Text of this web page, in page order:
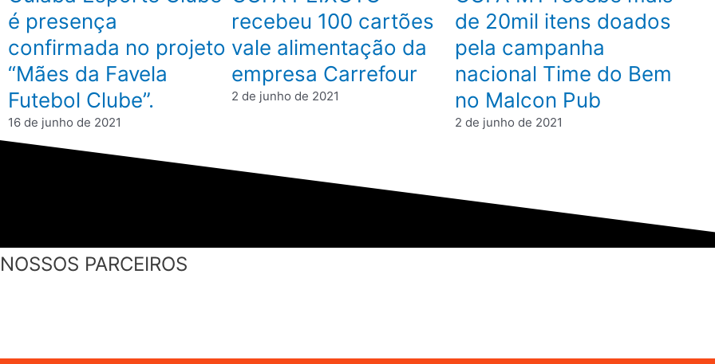
é presença
confirmada no projeto
“Mães da Favela
Futebol Clube”.
16 de junho de 2021
recebeu 100 cartões
vale alimentação da
empresa Carrefour
2 de junho de 2021
de 20mil itens doados
pela campanha
nacional Time do Bem
no Malcon Pub
2 de junho de 2021
NOSSOS PARCEIROS